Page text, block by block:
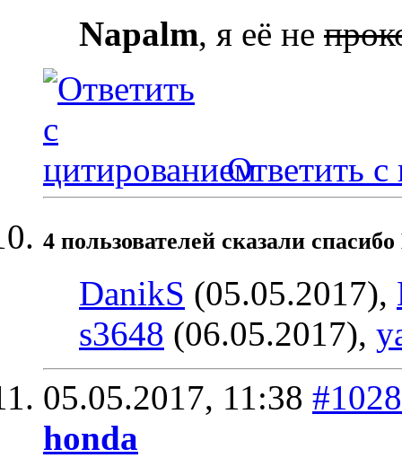
Napalm, я её не
Ответить с
4 пользователей сказали
DanikS (05.05.2017),
s3648 (06.05.2017),
05.05.2017, 11:38
honda